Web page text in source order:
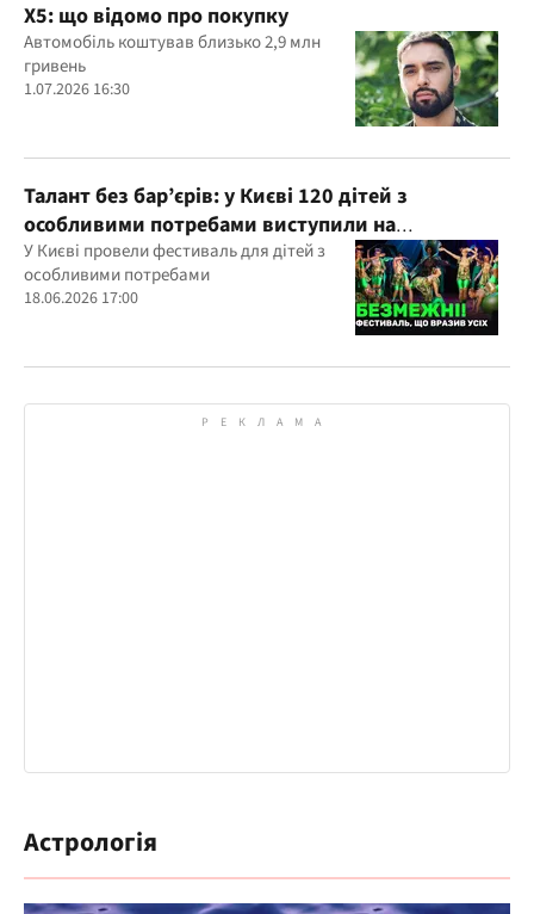
X5: що відомо про покупку
Автомобіль коштував близько 2,9 млн
гривень
1.07.2026 16:30
Талант без бар’єрів: у Києві 120 дітей з
особливими потребами виступили на
всеукраїнському фестивалі
У Києві провели фестиваль для дітей з
особливими потребами
18.06.2026 17:00
Астрологія